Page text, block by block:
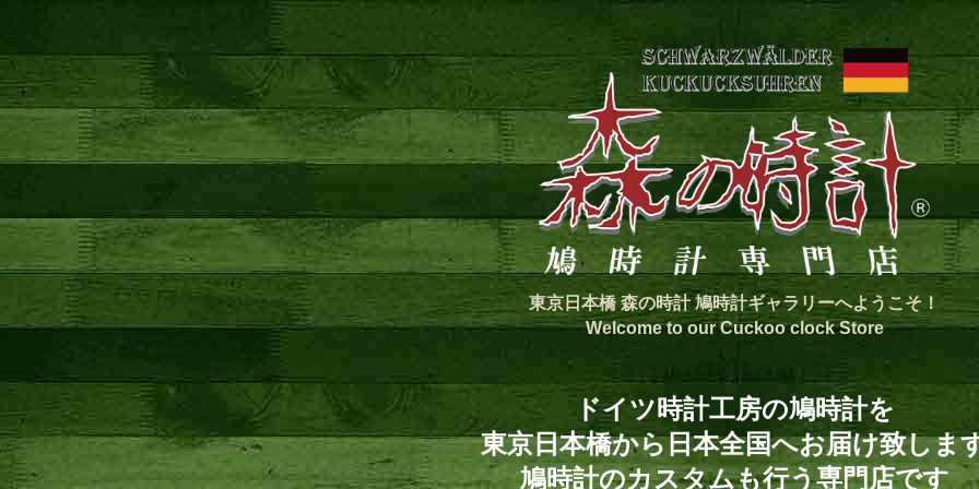
東京日本橋 森の時計 鳩時計ギャラリーへようこそ！
Welcome to our Cuckoo clock Store
ドイツ時計工房の鳩時計を
東京日本橋から日本全国へお届け致しま
鳩時計のカスタムも行う専門店です